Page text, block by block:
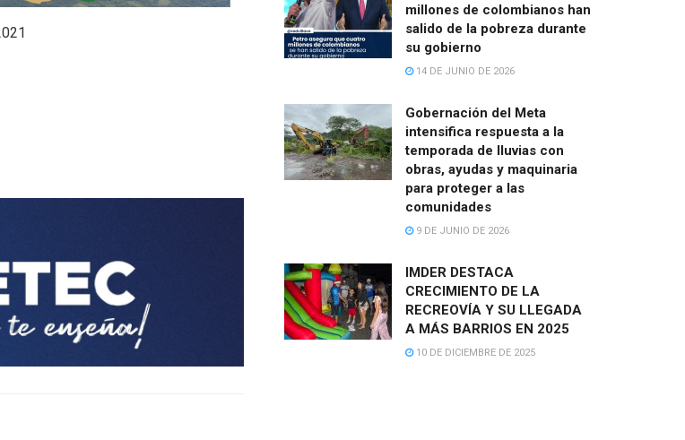
millones de colombianos han
salido de la pobreza durante
su gobierno
14 DE JUNIO DE 2026
Gobernación del Meta
intensifica respuesta a la
temporada de lluvias con
obras, ayudas y maquinaria
para proteger a las
comunidades
9 DE JUNIO DE 2026
IMDER DESTACA
CRECIMIENTO DE LA
RECREOVÍA Y SU LLEGADA
A MÁS BARRIOS EN 2025
10 DE DICIEMBRE DE 2025